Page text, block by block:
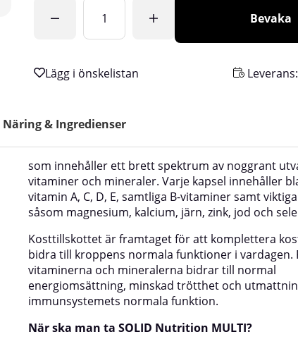
Bevaka
Leverans:
Näring & Ingredienser
som innehåller ett brett spektrum av noggrant
vitaminer och mineraler. Varje kapsel innehåller
vitamin A, C, D, E, samtliga B-vitaminer samt
såsom magnesium, kalcium, järn, zink, jod och
Kosttillskottet är framtaget för att komplettera
bidra till kroppens normala funktioner i vardagen.
vitaminerna och mineralerna bidrar till normal
energiomsättning, minskad trötthet och
immunsystemets normala funktion.
När ska man ta SOLID Nutrition MULTI?